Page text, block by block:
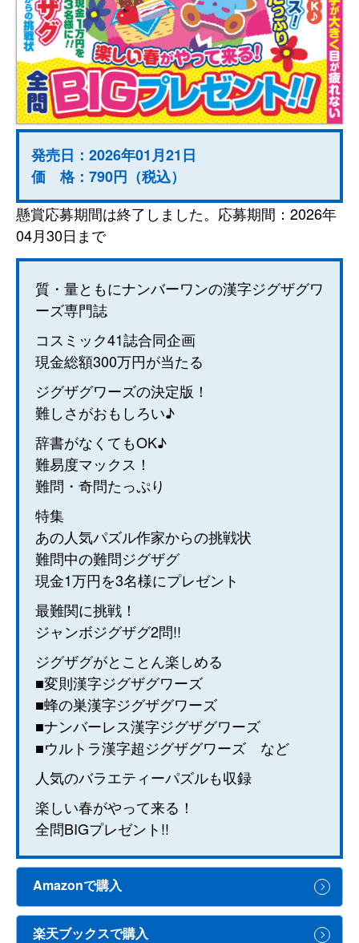
発売日：2026年01月21日
価 格：790円（税込）
懸賞応募期間は終了しました。応募期間：2026年
04月30日まで
質・量ともにナンバーワンの漢字ジグザグワ
ーズ専門誌
コスミック41誌合同企画
現金総額300万円が当たる
ジグザグワーズの決定版！
難しさがおもしろい♪
辞書がなくてもOK♪
難易度マックス！
難問・奇問たっぷり
特集
あの人気パズル作家からの挑戦状
難問中の難問ジグザグ
現金1万円を3名様にプレゼント
最難関に挑戦！
ジャンボジグザグ2問!!
ジグザグがとことん楽しめる
■変則漢字ジグザグワーズ
■蜂の巣漢字ジグザグワーズ
■ナンバーレス漢字ジグザグワーズ
■ウルトラ漢字超ジグザグワーズ など
人気のバラエティーパズルも収録
楽しい春がやって来る！
全問BIGプレゼント!!
Amazonで購入
楽天ブックスで購入